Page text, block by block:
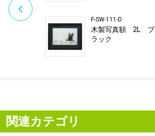
F-SW-111-D
木製写真額 2L ブ
ラック
関連カテゴリ